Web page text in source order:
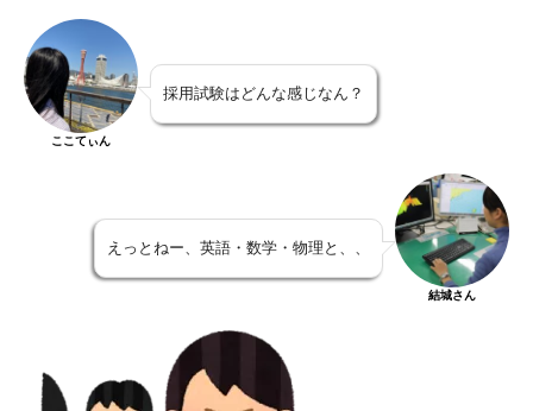
ここてぃん
採用試験はどんな感じなん？
えっとねー、英語・数学・物理と、、
結城さん